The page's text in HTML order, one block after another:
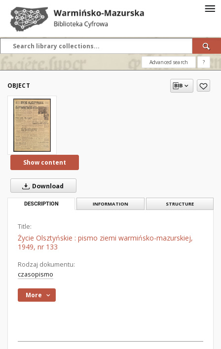
Advanced search ?
OBJECT
Show content
Download
DESCRIPTION INFORMATION STRUCTURE
Title:
Życie Olsztyńskie : pismo ziemi warmińsko-mazurskiej,
1949, nr 133
Rodzaj dokumentu:
czasopismo
More